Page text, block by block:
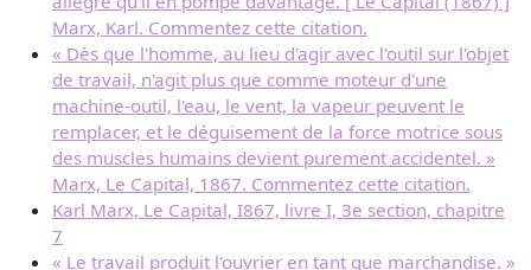
Marx, Karl. Commentez cette citation.
« Dès que l'homme, au lieu d'agir avec l'outil sur l'objet
de travail, n'agit plus que comme moteur d'une
machine-outil, l'eau, le vent, la vapeur peuvent le
remplacer, et le déguisement de la force motrice sous
des muscles humains devient purement accidentel. »
Marx, Le Capital, 1867. Commentez cette citation.
Karl Marx, Le Capital, I867, livre I, 3e section, chapitre
7
« Le travail produit l'ouvrier en tant que marchandise. »